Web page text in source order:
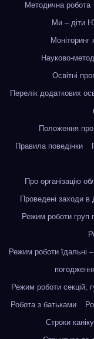
Методична робота
Ми – діти
Моніторинг
Науково-
Освітні
Перелік додаткових
Положення
Правила поведінки
Про організацію
Проведені заходи
Режим роботи груп
Режим роботи їдальні
Режим роботи секцій,
Робота з батьками
Строки